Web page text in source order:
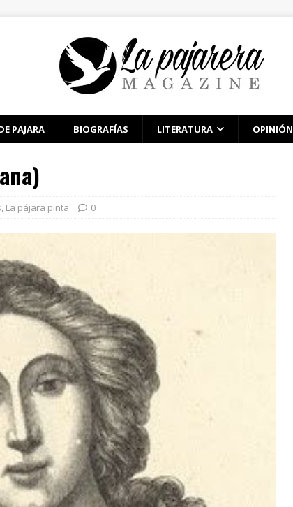
PAJARA BIOGRAFÍAS LITERATURA OPINIÓN
, La pájara pinta 0